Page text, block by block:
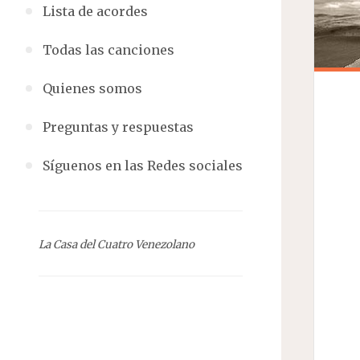
Lista de acordes
Todas las canciones
Quienes somos
Preguntas y respuestas
Síguenos en las Redes sociales
La Casa del Cuatro Venezolano